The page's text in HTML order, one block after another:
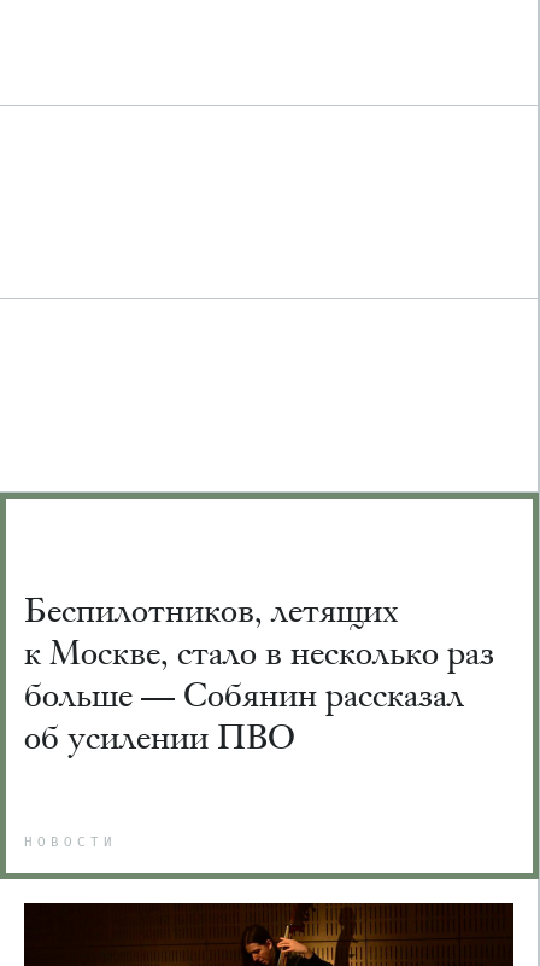
Беспилотников, летящих
к Москве, стало в несколько раз
больше — Собянин рассказал
об усилении ПВО
НОВОСТИ